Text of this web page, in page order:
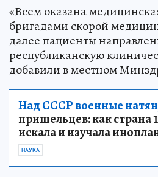
«Всем оказана
бригадами скорой
далее пациенты
республиканскую
добавили в местном
Над СССР военные
пришельцев: как страна
искала и изучала
НАУКА